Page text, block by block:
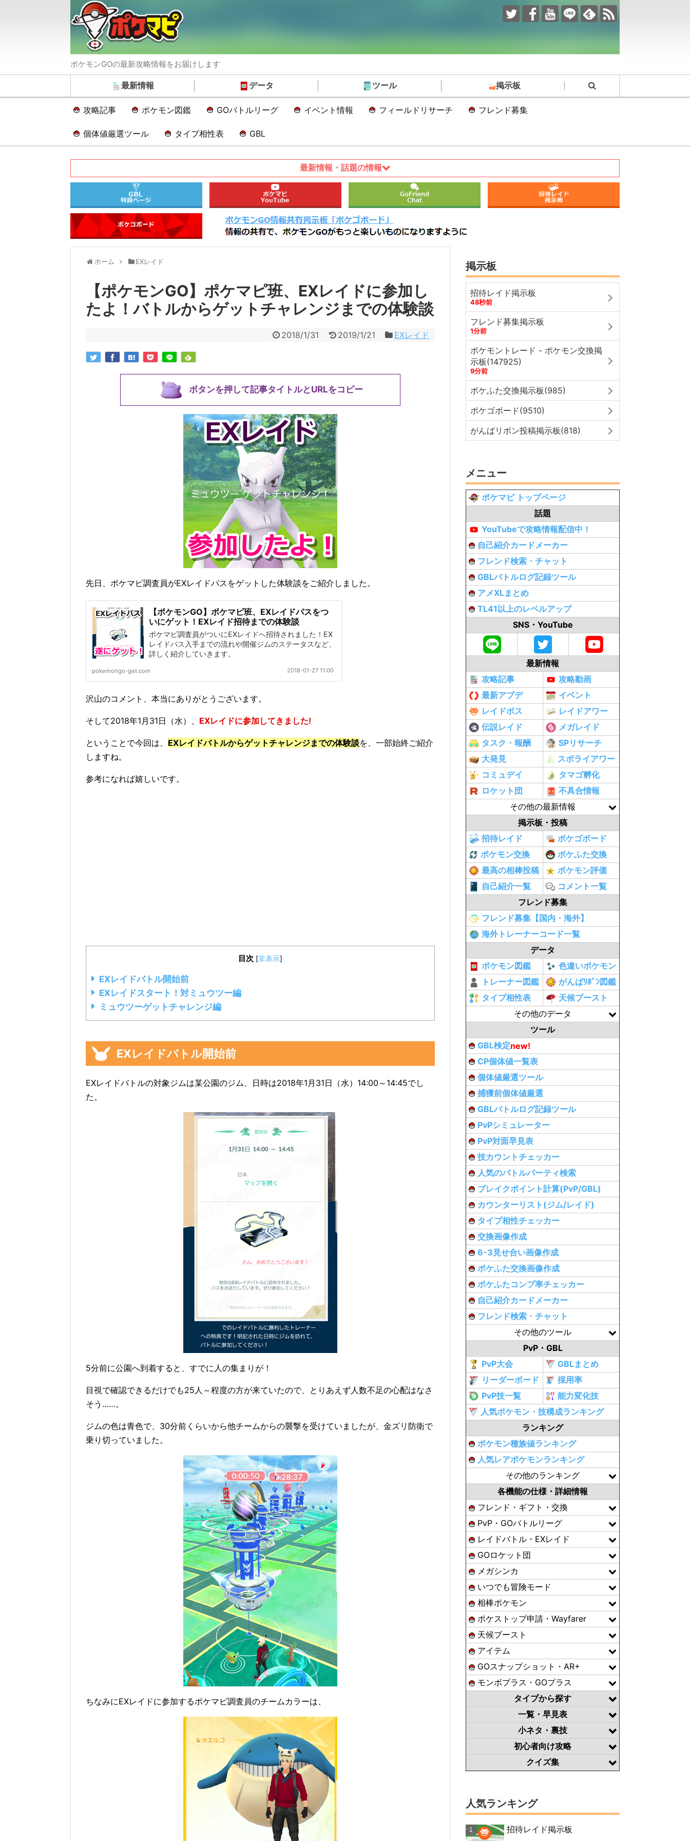
ポケモンGOの最新攻略情報をお届けします
最新情報 データ ツール 掲示板
攻略記事 ポケモン図鑑 GOバトルリーグ イベント情報 フィールドリサーチ フレンド募集
個体値厳選ツール タイプ相性表 GBL
最新情報・話題の情報
ホーム EXレイド
【ポケモンGO】ポケマピ班、EXレイドに参加し
たよ！バトルからゲットチャレンジまでの体験談
2018/1/31 2019/1/21 EXレイド
ボタンを押して記事タイトルとURLをコピー
先日、ポケマピ調査員がEXレイドパスをゲットした体験談をご紹介しました。
【ポケモンGO】ポケマピ班、EXレイドパスをつ
いにゲット！EXレイド招待までの体験談
ポケマピ調査員がついにEXレイドへ招待されました！EX
レイドパス入手までの流れや開催ジムのステータスなど、
詳しく紹介していきます。
pokemongo-get.com 2018-01-27 11:00
沢山のコメント、本当にありがとうございます。
そして2018年1月31日（水）、 EXレイドに参加してきました!
ということで今回は、 EXレイドバトルからゲットチャレンジまでの体験談を、一部始終ご紹介
しますね。
参考になれば嬉しいです。
目次 [非表示]
EXレイドバトル開始前
EXレイドスタート！対ミュウツー編
ミュウツーゲットチャレンジ編
EXレイドバトル開始前
EXレイドバトルの対象ジムは某公園のジム、日時は2018年1月31日（水）14:00～14:45でし
た。
5分前に公園へ到着すると、すでに人の集まりが！
目視で確認できるだけでも25人～程度の方が来ていたので、とりあえず人数不足の心配はなさ
そう……。
ジムの色は青色で、30分前くらいから他チームからの襲撃を受けていましたが、金ズリ防衛で
乗り切っていました。
ちなみにEXレイドに参加するポケマピ調査員のチームカラーは、
掲示板
招待レイド掲示板
48秒前
フレンド募集掲示板
1分前
ポケモントレード - ポケモン交換掲
示板(147925)
9分前
ポケふた交換掲示板(985)
ポケゴボード(9510)
がんばリボン投稿掲示板(818)
メニュー
ポケマピ トップページ
話題
YouTubeで攻略情報配信中！
自己紹介カードメーカー
フレンド検索・チャット
GBLバトルログ記録ツール
アメXLまとめ
TL41以上のレベルアップ
SNS・YouTube
最新情報
攻略記事
攻略動画
最新アプデ
イベント
レイドボス
レイドアワー
伝説レイド
メガレイド
タスク・報酬
SPリサーチ
大発見
スポライアワー
コミュデイ
タマゴ孵化
ロケット団
不具合情報
その他の最新情報
掲示板・投稿
招待レイド
ポケゴボード
ポケモン交換
ポケふた交換
最高の相棒投稿
ポケモン評価
自己紹介一覧
コメント一覧
フレンド募集
フレンド募集【国内・海外】
海外トレーナーコード一覧
データ
ポケモン図鑑
色違いポケモン
トレーナー図鑑
がんばﾘﾎﾞﾝ図鑑
タイプ相性表
天候ブースト
その他のデータ
ツール
GBL検定new!
CP個体値一覧表
個体値厳選ツール
捕獲前個体値厳選
GBLバトルログ記録ツール
PvPシミュレーター
PvP対面早見表
技カウントチェッカー
人気のバトルパーティ検索
ブレイクポイント計算(PvP/GBL)
カウンターリスト(ジム/レイド)
タイプ相性チェッカー
交換画像作成
6-3見せ合い画像作成
ポケふた交換画像作成
ポケふたコンプ率チェッカー
自己紹介カードメーカー
フレンド検索・チャット
その他のツール
PvP・GBL
PvP大会
GBLまとめ
リーダーボード
採用率
PvP技一覧
能力変化技
人気ポケモン・技構成ランキング
ランキング
ポケモン種族値ランキング
人気レアポケモンランキング
その他のランキング
各機能の仕様・詳細情報
フレンド・ギフト・交換
PvP・GOバトルリーグ
レイドバトル・EXレイド
GOロケット団
メガシンカ
いつでも冒険モード
相棒ポケモン
ポケストップ申請・Wayfarer
天候ブースト
アイテム
GOスナップショット・AR+
モンボプラス・GOプラス
タイプから探す
一覧・早見表
小ネタ・裏技
初心者向け攻略
クイズ集
人気ランキング
招待レイド掲示板